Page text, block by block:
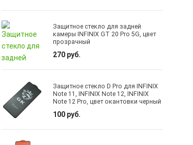
Защитное стекло для задней
камеры INFINIX GT 20 Pro 5G, цвет
прозрачный
270 руб.
Защитное стекло D Pro для INFINIX
Note 11, INFINIX Note 12, INFINIX
Note 12 Pro, цвет окантовки черный
100 руб.